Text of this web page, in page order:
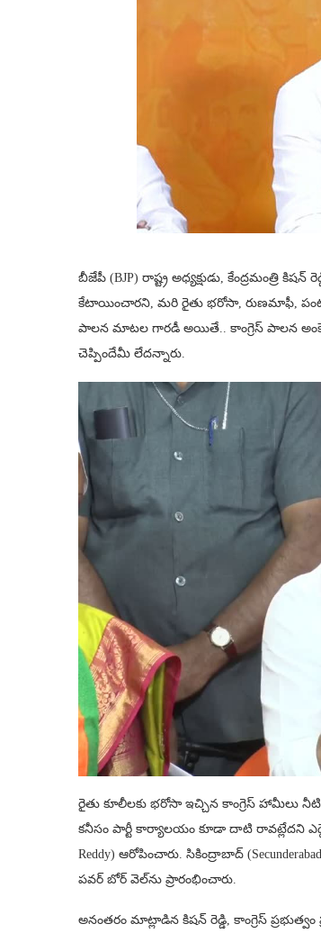
బీజేపీ (BJP) రాష్ట్ర అధ్యక్షుడు, కేంద్రమంత్రి
కేటాయించారని, మరి రైతు భరోసా, రుణమాఫీ, పంట
పాలన మాటల గారడీ అయితే.. కాంగ్రెస్ పాలన అంకెల
చెప్పిందేమీ లేదన్నారు.
రైతు కూలీలకు భరోసా ఇచ్చిన కాంగ్రెస్ హామీలు
కనీసం పార్టీ కార్యాలయం కూడా దాటి రావట్లేదని
Reddy) ఆరోపించారు. సికింద్రాబాద్‌
పవర్ బోర్ వెల్‌ను ప్రారంభించారు.
అనంతరం మాట్లాడిన కిషన్ రెడ్డి, కాంగ్రెస్